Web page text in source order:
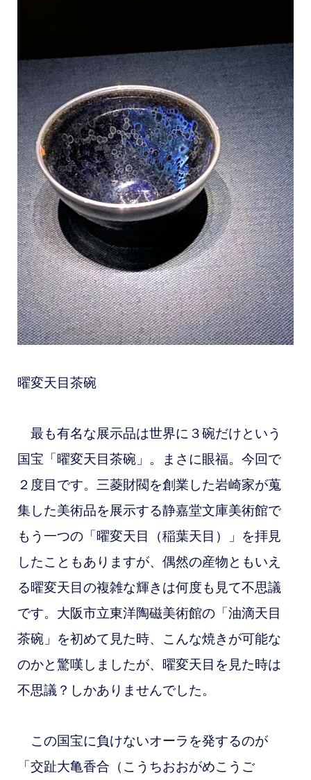
曜変天目茶碗
最も有名な展示品は世界に３碗だけという
国宝「曜変天目茶碗」。まさに眼福。今回で
２度目です。三菱財閥を創業した岩崎家が蒐
集した美術品を展示する静嘉堂文庫美術館で
もう一つの「曜変天目（稲葉天目）」を拝見
したこともありますが、偶然の産物ともいえ
る曜変天目の複雑な輝きは何度も見て不思議
です。大阪市立東洋陶磁美術館の「油滴天目
茶碗」を初めて見た時、こんな焼きが可能な
のかと驚嘆しましたが、曜変天目を見た時は
不思議？しかありませんでした。
この国宝に負けないオーラを発するのが
「交趾大亀香合（こうちおおがめこうご